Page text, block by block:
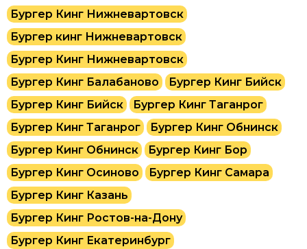
Бургер Кинг Нижневартовск
Бургер кинг Нижневартовск
Бургер Кинг Нижневартовск
Бургер Кинг Балабаново
Бургер Кинг Бийск
Бургер Кинг Бийск
Бургер Кинг Таганрог
Бургер Кинг Таганрог
Бургер Кинг Обнинск
Бургер Кинг Обнинск
Бургер Кинг Бор
Бургер Кинг Осиново
Бургер Кинг Самара
Бургер Кинг Казань
Бургер Кинг Ростов-на-Дону
Бургер Кинг Екатеринбург